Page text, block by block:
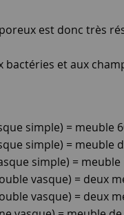
est donc très
bactéries et aux
simple) = meuble
simple) = meuble
simple) = meuble
vasque) = deux
vasque) = deux